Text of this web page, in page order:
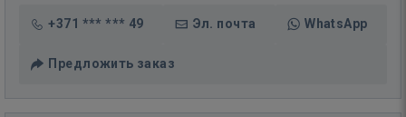
+371 *** *** 49 Эл. почта WhatsApp
Предложить заказ